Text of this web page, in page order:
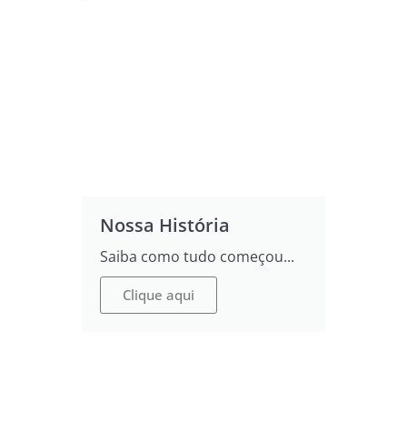
Nossa História
Saiba como tudo começou...
Clique aqui